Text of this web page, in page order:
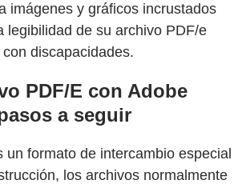
imágenes y gráficos incrustados
legibilidad de su archivo PDF/e
discapacidades.
PDF/E con Adobe
a seguir
un formato de intercambio especial
los archivos normalmente